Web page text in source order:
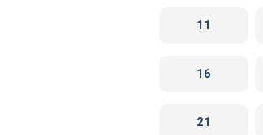
11
16
21